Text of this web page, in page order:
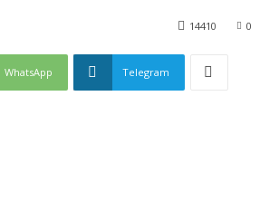
0
14410
WhatsApp Telegram